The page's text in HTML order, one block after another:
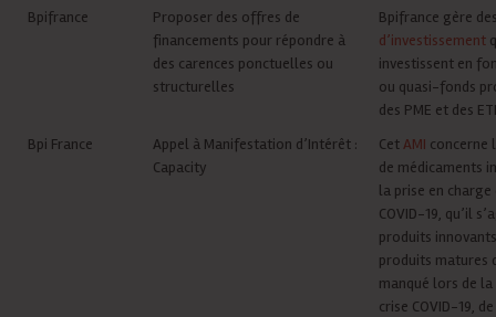
Bpifrance
Proposer des offres de
financements pour répondre à
des carences ponctuelles ou
structurelles
Bpifrance gère
d’investissement
investissent en
ou quasi-fonds
des PME et des
Bpi France
Appel à Manifestation d’Intérêt :
Capacity
CetAMI concerne
de médicaments
la prise en
COVID-19, qu’il
produits
produits matures
manqué lors de
crise COVID-19,